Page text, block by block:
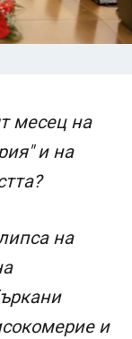
месец на
и на
на
и